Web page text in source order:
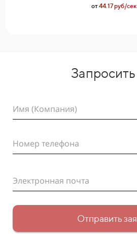
от44.17 руб/сек
Имя (Компания)
Номер телефона
Электронная почта
Отправить